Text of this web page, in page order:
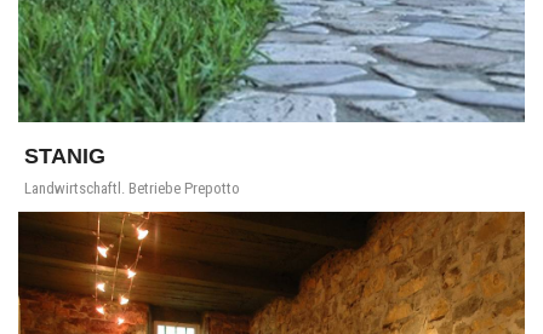
STANIG
Landwirtschaftl. Betriebe Prepotto